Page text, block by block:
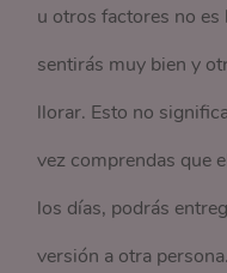
u otros factores no es
sentirás muy bien y
llorar. Esto no
vez comprendas que
los días, podrás
versión a otra persona.